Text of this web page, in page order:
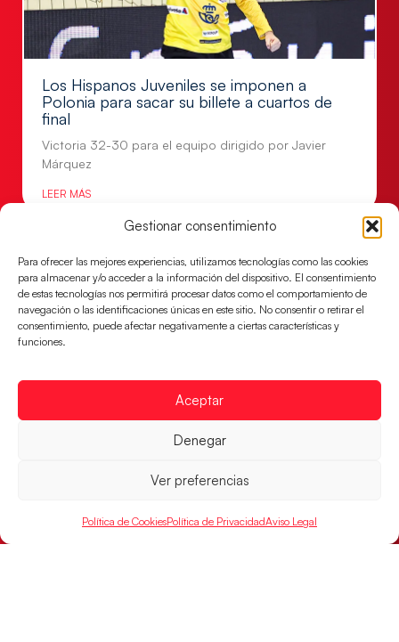
Gestionar consentimiento
Para ofrecer las mejores experiencias, utilizamos tecnologías como las cookies
para almacenar y/o acceder a la información del dispositivo. El consentimiento
de estas tecnologías nos permitirá procesar datos como el comportamiento de
navegación o las identificaciones únicas en este sitio. No consentir o retirar el
consentimiento, puede afectar negativamente a ciertas características y
funciones.
Aceptar
Denegar
Ver preferencias
Política de CookiesPolítica de PrivacidadAviso Legal
Los Hispanos Juveniles se imponen a
Polonia para sacar su billete a cuartos de
final
Victoria 32-30 para el equipo dirigido por Javier
Márquez
LEER MÁS
Las Guerreras Juveniles, primeras de grupo
Las pupilas de Cristina Cabeza se imponen 35-33 a
final ante Suiza